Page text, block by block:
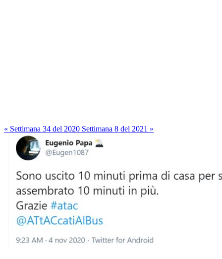
« Settimana 34 del 2020 Settimana 8 del 2021 »